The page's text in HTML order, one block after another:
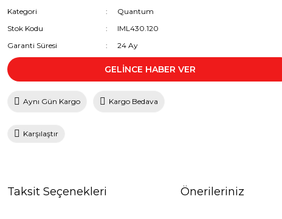
Kategori
Quantum
Stok Kodu
IML430.120
Garanti Süresi
24 Ay
GELİNCE HABER VER
Aynı Gün Kargo Kargo Bedava
Karşılaştır
Taksit Seçenekleri Önerileriniz